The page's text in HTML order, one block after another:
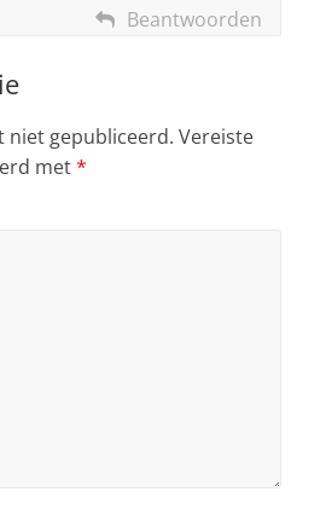
Beantwoorden
niet gepubliceerd. Vereiste
met*